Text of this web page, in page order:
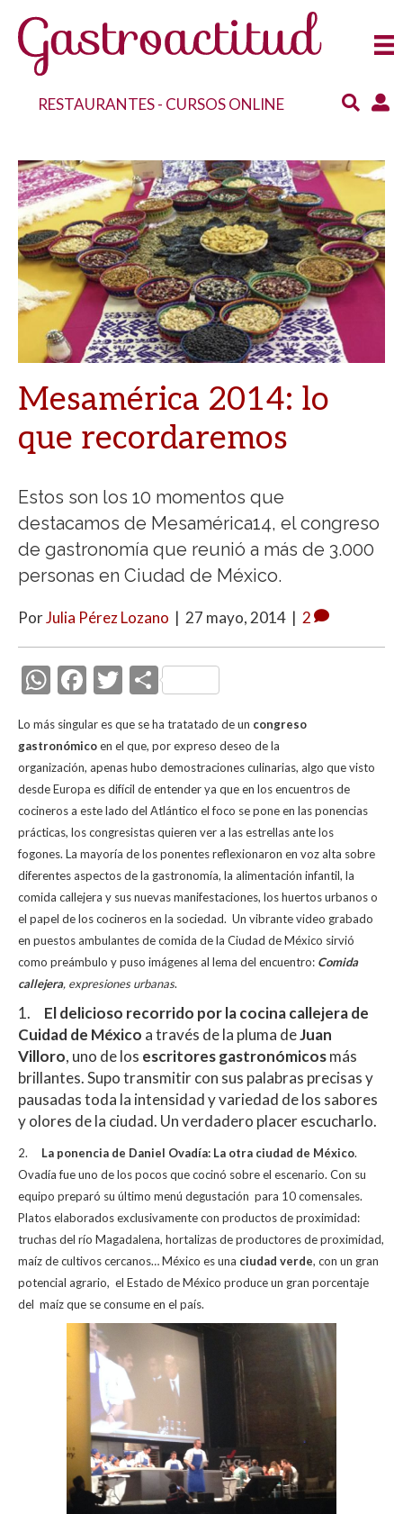
RESTAURANTES- CURSOS ONLINE
Mesamérica 2014: lo
que recordaremos
Estos son los 10 momentos que
destacamos de Mesamérica14, el congreso
de gastronomía que reunió a más de 3.000
personas en Ciudad de México.
PorJulia Pérez Lozano | 27 mayo, 2014 | 2
W
at
s
A
p
p
F
e
b
o
o
k
T
itt
er
C
m
p
ar
ti
r
Lo más singular es que se ha tratatado de un congreso
gastronómicoen el que, por expreso deseo de la
organización, apenas hubo demostraciones culinarias, algo que visto
desde Europa es difícil de entender ya que en los encuentros de
cocineros a este lado del Atlántico el foco se pone en las ponencias
prácticas, los congresistas quieren ver a las estrellas ante los
fogones. La mayoría de los ponentes reflexionaron en voz alta sobre
diferentes aspectos de la gastronomía, la alimentación infantil, la
comida callejera y sus nuevas manifestaciones, los huertos urbanos o
el papel de los cocineros en la sociedad. Un vibrante video grabado
en puestos ambulantesde comida de la Ciudad de México sirvió
como preámbulo y puso imágenes al lema del encuentro: Comida
callejera, expresiones urbanas.
1. El delicioso recorrido por la cocina callejera de
Cuidad de México a través de la pluma deJuan
Villoro, uno de los escritores gastronómicosmás
brillantes. Supo transmitir con sus palabras precisas y
pausadas toda la intensidad y variedad de los sabores
y olores de la ciudad. Un verdadero placer escucharlo.
2. La ponencia de Daniel Ovadía: La otra ciudad de México.
Ovadía fue uno de los pocos que cocinó sobre el escenario. Con su
equipo preparó su último menú degustación para 10 comensales.
Platos elaborados exclusivamente con productos de proximidad:
truchas del río Magadalena, hortalizas de productores de proximidad,
maíz de cultivos cercanos… México es una ciudad verde, con un gran
potencial agrario, el Estado de México produce un gran porcentaje
del maíz que se consume en el país.